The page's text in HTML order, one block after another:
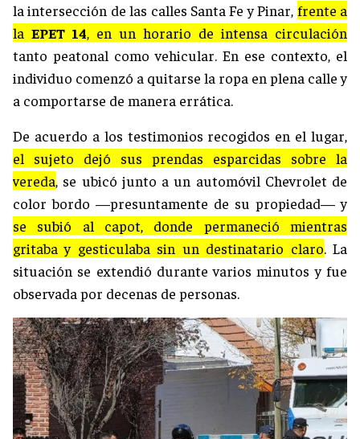
la intersección de las calles Santa Fe y Pinar, frente a
la EPET 14, en un horario de intensa circulación
tanto peatonal como vehicular. En ese contexto, el
individuo comenzó a quitarse la ropa en plena calle y
a comportarse de manera errática.
De acuerdo a los testimonios recogidos en el lugar,
el sujeto dejó sus prendas esparcidas sobre la
vereda, se ubicó junto a un automóvil Chevrolet de
color bordo —presuntamente de su propiedad— y
se subió al capot, donde permaneció mientras
gritaba y gesticulaba sin un destinatario claro. La
situación se extendió durante varios minutos y fue
observada por decenas de personas.